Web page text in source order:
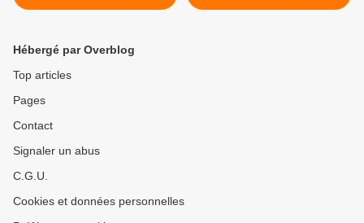
Kermeur Bihan
blanc >
Hébergé par Overblog
Top articles
Pages
Contact
Signaler un abus
C.G.U.
Cookies et données personnelles